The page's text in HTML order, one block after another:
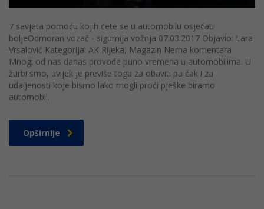
7 savjeta pomoću kojih ćete se u automobilu osjećati
boljeOdmoran vozač - sigurnija vožnja 07.03.2017 Objavio: Lara
Vrsalović Kategorija: AK Rijeka, Magazin Nema komentara
Mnogi od nas danas provode puno vremena u automobilima. U
žurbi smo, uvijek je previše toga za obaviti pa čak i za
udaljenosti koje bismo lako mogli proći pješke biramo
automobil.
Opširnije